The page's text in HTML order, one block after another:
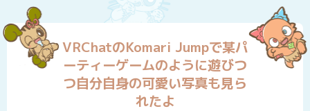
VRChatのKomari Jumpで某パ
ーティーゲームのように遊びつ
つ自分自身の可愛い写真も見ら
れたよ